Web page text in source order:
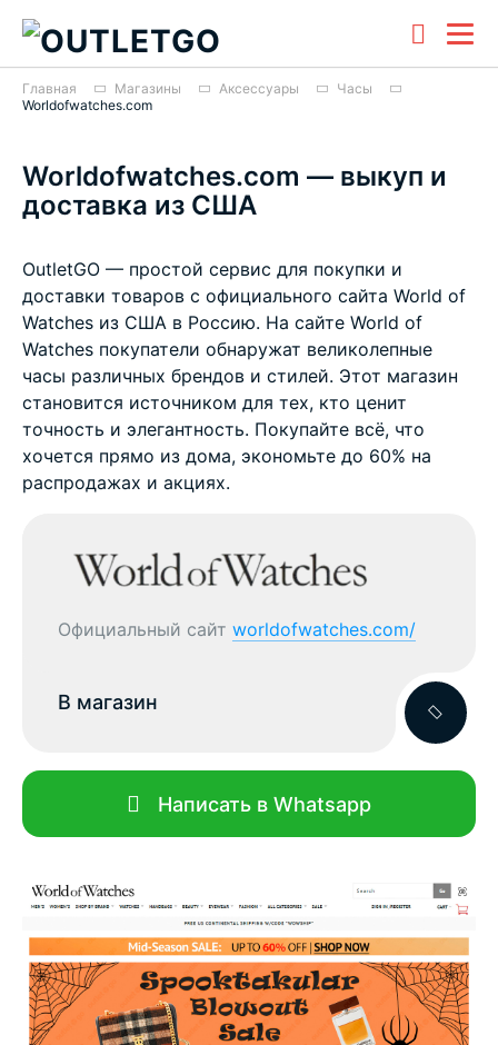
Главная Магазины Аксессуары
Часы
Worldofwatches.com
Worldofwatches.com — выкуп и
доставка из США
OutletGO — простой сервис для покупки и
доставки товаров с официального сайта World of
Watches из США в Россию. На сайте World of
Watches покупатели обнаружат великолепные
часы различных брендов и стилей. Этот магазин
становится источником для тех, кто ценит
точность и элегантность. Покупайте всё, что
хочется прямо из дома, экономьте до 60% на
распродажах и акциях.
Официальный сайт worldofwatches.com/
В магазин
Написать в Whatsapp